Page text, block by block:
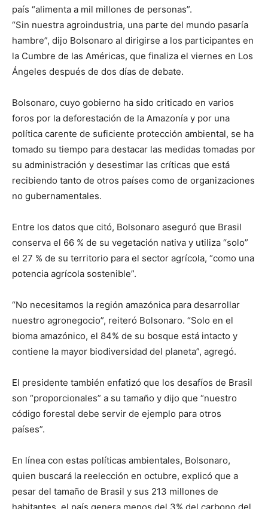
país “alimenta a mil millones de personas”.
“Sin nuestra agroindustria, una parte del mundo pasaría
hambre”, dijo Bolsonaro al dirigirse a los participantes en
la Cumbre de las Américas, que finaliza el viernes en Los
Ángeles después de dos días de debate.
Bolsonaro, cuyo gobierno ha sido criticado en varios
foros por la deforestación de la Amazonía y por una
política carente de suficiente protección ambiental, se ha
tomado su tiempo para destacar las medidas tomadas por
su administración y desestimar las críticas que está
recibiendo tanto de otros países como de organizaciones
no gubernamentales.
Entre los datos que citó, Bolsonaro aseguró que Brasil
conserva el 66 % de su vegetación nativa y utiliza “solo”
el 27 % de su territorio para el sector agrícola, “como una
potencia agrícola sostenible”.
“No necesitamos la región amazónica para desarrollar
nuestro agronegocio”, reiteró Bolsonaro. “Solo en el
bioma amazónico, el 84% de su bosque está intacto y
contiene la mayor biodiversidad del planeta”, agregó.
El presidente también enfatizó que los desafíos de Brasil
son “proporcionales” a su tamaño y dijo que “nuestro
código forestal debe servir de ejemplo para otros
países”.
En línea con estas políticas ambientales, Bolsonaro,
quien buscará la reelección en octubre, explicó que a
pesar del tamaño de Brasil y sus 213 millones de